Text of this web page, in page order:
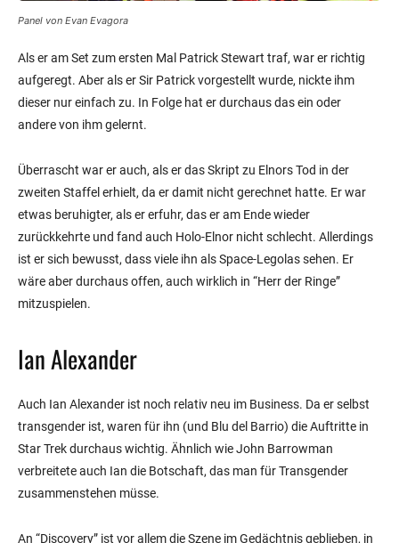
Panel von Evan Evagora
Als er am Set zum ersten Mal Patrick Stewart traf, war er richtig
aufgeregt. Aber als er Sir Patrick vorgestellt wurde, nickte ihm
dieser nur einfach zu. In Folge hat er durchaus das ein oder
andere von ihm gelernt.
Überrascht war er auch, als er das Skript zu Elnors Tod in der
zweiten Staffel erhielt, da er damit nicht gerechnet hatte. Er war
etwas beruhigter, als er erfuhr, das er am Ende wieder
zurückkehrte und fand auch Holo-Elnor nicht schlecht. Allerdings
ist er sich bewusst, dass viele ihn als Space-Legolas sehen. Er
wäre aber durchaus offen, auch wirklich in “Herr der Ringe”
mitzuspielen.
Ian Alexander
Auch Ian Alexander ist noch relativ neu im Business. Da er selbst
transgender ist, waren für ihn (und Blu del Barrio) die Auftritte in
Star Trek durchaus wichtig. Ähnlich wie John Barrowman
verbreitete auch Ian die Botschaft, das man für Transgender
zusammenstehen müsse.
An “Discovery” ist vor allem die Szene im Gedächtnis geblieben, in